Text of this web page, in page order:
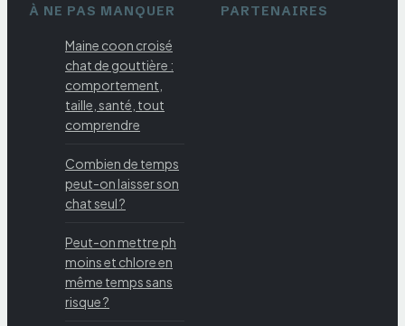
À NE PAS MANQUER
Maine coon croisé
chat de gouttière :
comportement,
taille, santé, tout
comprendre
Combien de temps
peut-on laisser son
chat seul ?
Peut-on mettre ph
moins et chlore en
même temps sans
risque ?
PARTENAIRES